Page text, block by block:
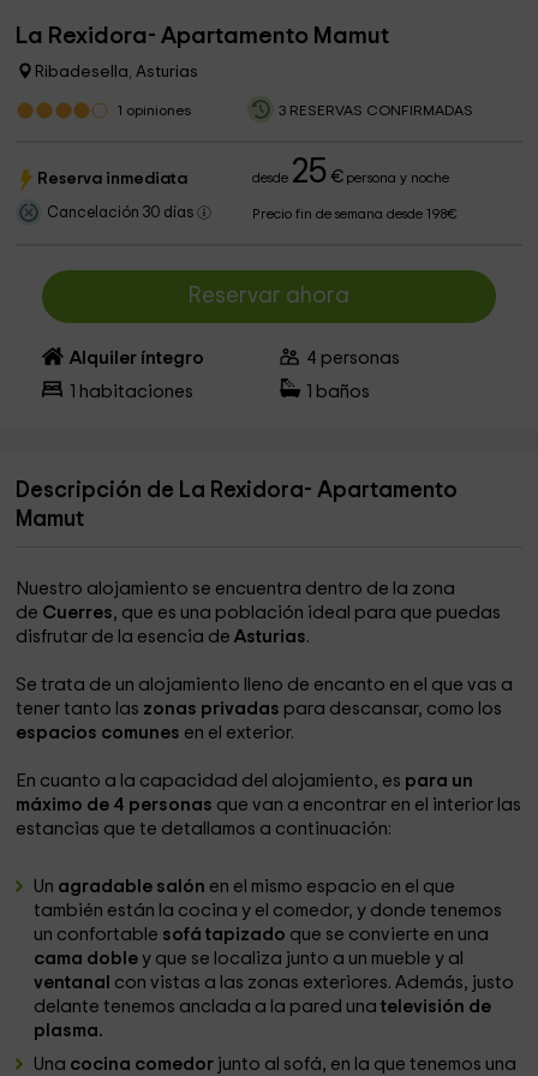
La Rexidora- Apartamento Mamut
Ribadesella, Asturias
1 opiniones 3 RESERVAS CONFIRMADAS
Reserva inmediata desde 25 €persona y noche
Cancelación 30 días Precio fin de semana desde 198€
Reservar ahora
Alquiler íntegro 4 personas
habitaciones baños
Descripción de La Rexidora- Apartamento
Mamut
Nuestro alojamiento se encuentra dentro de la zona
de Cuerres, que es una población ideal para que puedas
disfrutar de la esencia deAsturias.
Se trata de un alojamiento lleno de encanto en el que vas a
tener tanto las zonas privadas para descansar, como los
espacios comunes en el exterior.
En cuanto a la capacidad del alojamiento, es para un
máximo de 4 personas que van a encontrar en el interior las
estancias que te detallamos a continuación:
Un agradable salón en el mismo espacio en el que
también están la cocina y el comedor, y donde tenemos
un confortable sofá tapizado que se convierte en una
cama dobley que se localiza junto a un mueble y al
ventanal con vistas a las zonas exteriores. Además, justo
delante tenemos anclada a la pared unatelevisión de
plasma.
Una cocina comedor junto al sofá, en la que tenemos una